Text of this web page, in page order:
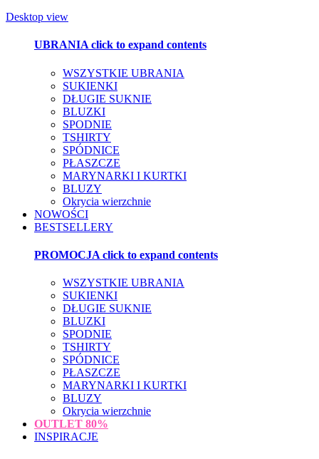
Desktop view
UBRANIAclick to expand contents
WSZYSTKIE UBRANIA
SUKIENKI
DŁUGIE SUKNIE
BLUZKI
SPODNIE
TSHIRTY
SPÓDNICE
PŁASZCZE
MARYNARKI I KURTKI
BLUZY
Okrycia wierzchnie
NOWOŚCI
BESTSELLERY
PROMOCJA click to expand contents
WSZYSTKIE UBRANIA
SUKIENKI
DŁUGIE SUKNIE
BLUZKI
SPODNIE
TSHIRTY
SPÓDNICE
PŁASZCZE
MARYNARKI I KURTKI
BLUZY
Okrycia wierzchnie
OUTLET 80%
INSPIRACJE